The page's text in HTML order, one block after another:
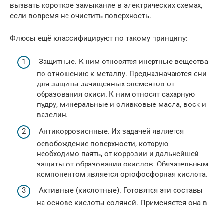
вызвать короткое замыкание в электрических схемах,
если вовремя не очистить поверхность.
Флюсы ещё классифицируют по такому принципу:
Защитные. К ним относятся инертные вещества
по отношению к металлу. Предназначаются они
для защиты зачищенных элементов от
образования окиси. К ним относят сахарную
пудру, минеральные и оливковые масла, воск и
вазелин.
Антикоррозионные. Их задачей является
освобождение поверхности, которую
необходимо паять, от коррозии и дальнейшей
защиты от образования окислов. Обязательным
компонентом является ортофосфорная кислота.
Активные (кислотные). Готовятся эти составы
на основе кислоты соляной. Применяется она в